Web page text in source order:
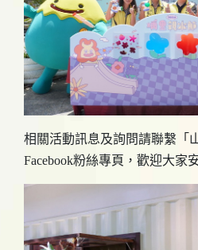
相關活動訊息及詢問請聯繫「
Facebook粉絲專頁，歡迎大家